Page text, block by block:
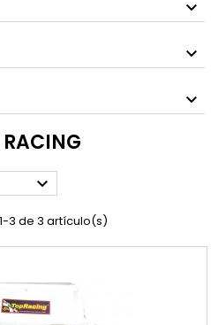

3 de 3 artículo(s)